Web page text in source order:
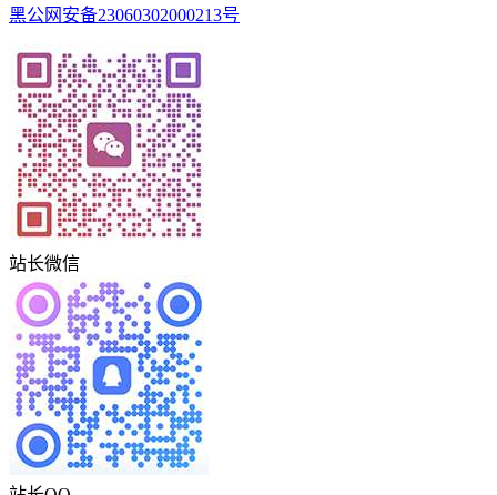
黑公网安备23060302000213号
站长微信